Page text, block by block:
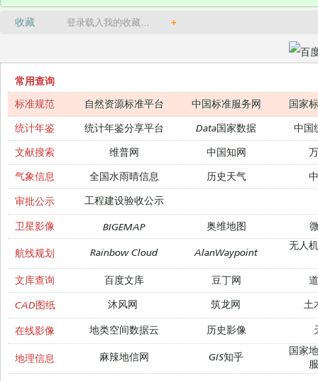
收藏 登录载入我的收藏… +
常用查询
标准规范
自然资源标准平台 中国标准服务网
国家
统计年鉴
统计年鉴分享平台 Data国家数据
中国
文献搜索
维普网 中国知网
气象信息
全国水雨晴信息 历史天气
审批公示 工程建设验收公示
卫星影像 BIGEMAP 奥维地图
航线规划 Rainbow Cloud AlanWaypoint
无人
文库查询 百度文库 豆丁网
CAD图纸 沐风网 筑龙网 土
在线影像 地类空间数据云 历史影像
地理信息 麻辣地信网 GIS知乎
国家